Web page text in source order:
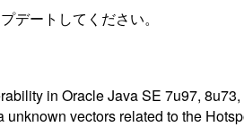
デートしてください。
in Oracle Java SE 7u97,
vectors related to the